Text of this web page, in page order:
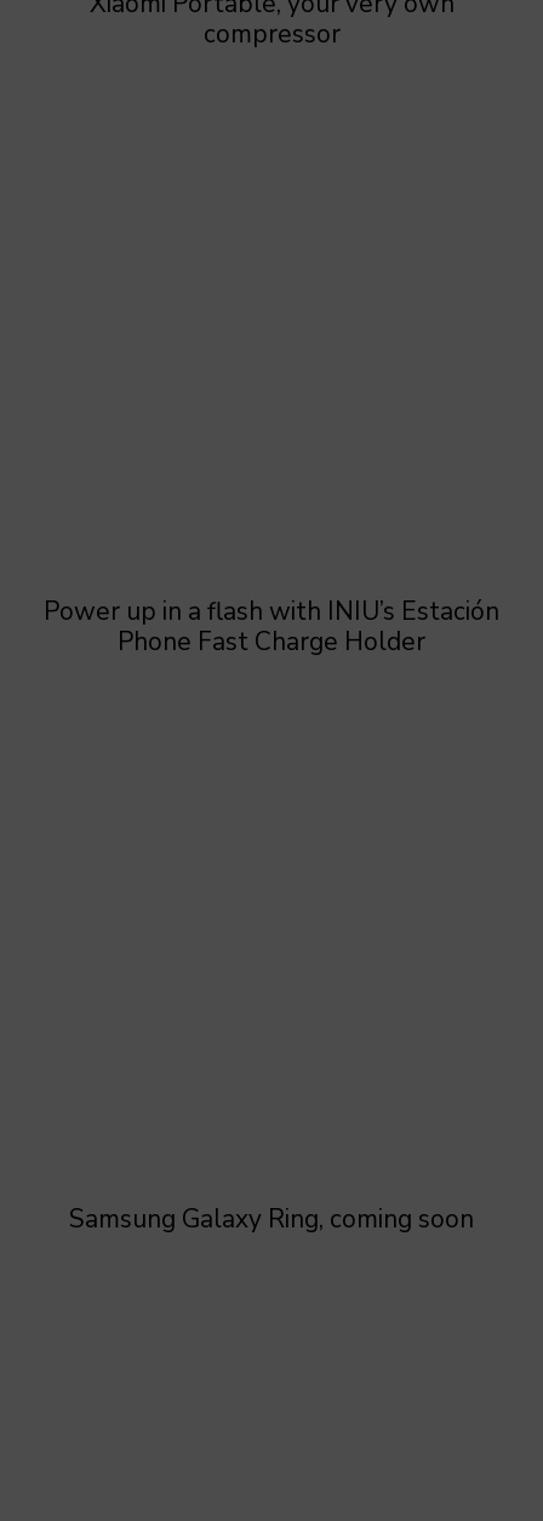
compressor
Power up in a flash with INIU’s Estación
Phone Fast Charge Holder
Samsung Galaxy Ring, coming soon